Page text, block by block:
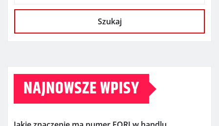
Szukaj
NAJNOWSZE WPISY